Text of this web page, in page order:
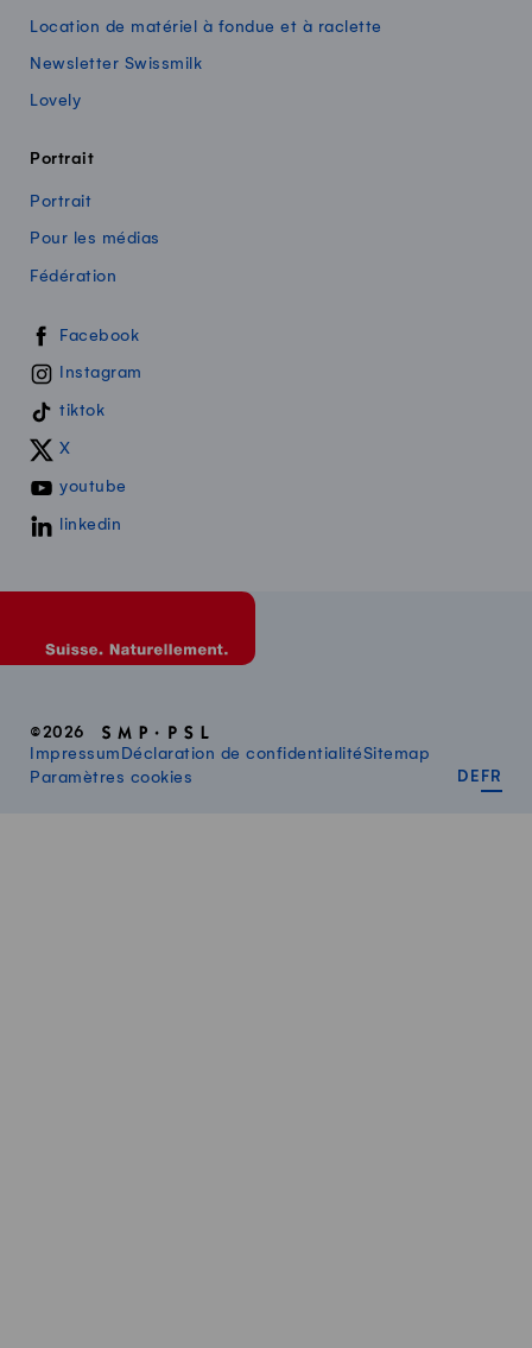
Location de matériel à fondue et à raclette
Newsletter Swissmilk
Lovely
Portrait
Portrait
Pour les médias
Fédération
Swissmilk sur les réseaux sociaux
Facebook
Instagram
tiktok
X
youtube
linkedin
©2026
Impressum Déclaration de confidentialitéSitemap
Paramètres cookies
DE FR